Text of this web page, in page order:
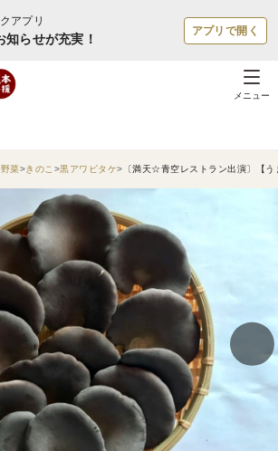
アプリ
知らせが充実！
アプリで開く
メニュー
野菜 きのこ 黒アワビタケ 〔満天☆青空レストラン出演〕【